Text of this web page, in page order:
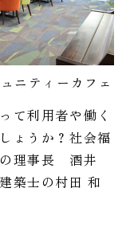
ニティーカフェ
て利用者や働く
ょうか？社会福
理事長 酒井
築士の村田 和